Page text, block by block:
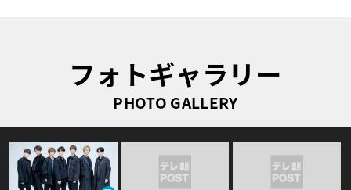
フォトギャラリー
PHOTO GALLERY